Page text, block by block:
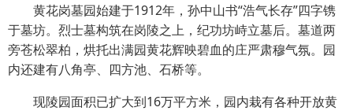
黄花岗墓园始建于1912年，孙中山书“浩气长存”四字镌
于墓坊。烈士墓构筑在岗陵之上，纪功坊峙立墓后。墓道两
旁苍松翠柏，烘托出满园黄花辉映碧血的庄严肃穆气氛。园
内还建有八角亭、四方池、石桥等。
现陵园面积已扩大到16万平方米，园内栽有各种开放黄